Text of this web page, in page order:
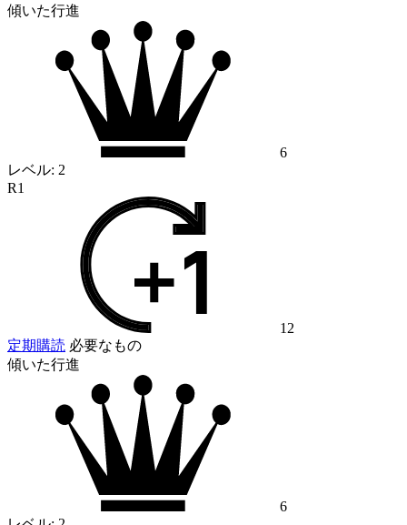
傾いた行進
6
レベル: 2
R1
12
定期購読 必要なもの
傾いた行進
6